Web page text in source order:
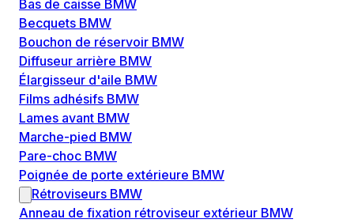
Bas de caisse BMW
Becquets BMW
Bouchon de réservoir BMW
Diffuseur arrière BMW
Élargisseur d'aile BMW
Films adhésifs BMW
Lames avant BMW
Marche-pied BMW
Pare-choc BMW
Poignée de porte extérieure BMW
Rétroviseurs BMW
Anneau de fixation rétroviseur extérieur BMW